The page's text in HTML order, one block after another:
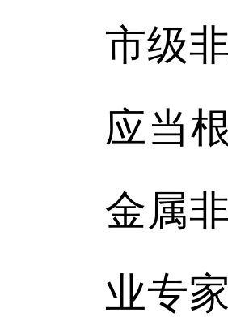
市级
应当
金属
业专